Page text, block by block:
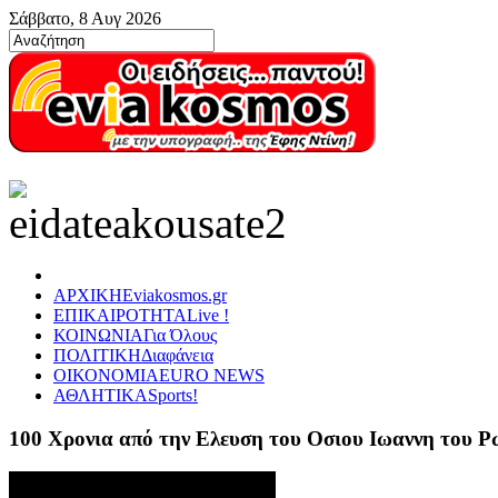
Σάββατο, 8 Αυγ 2026
ΑΡΧΙΚΗEviakosmos.gr
ΕΠΙΚΑΙΡΟΤΗΤΑLive !
ΚΟΙΝΩΝΙΑΓια Όλους
ΠΟΛΙΤΙΚΗΔιαφάνεια
ΟΙΚΟΝΟΜΙΑEURO NEWS
ΑΘΛΗΤΙΚΑSports!
100 Χρονια από την Ελευση του Οσιου Ιωαννη του